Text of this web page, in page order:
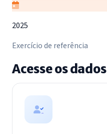
2025
Exercício de referência
Acesse os